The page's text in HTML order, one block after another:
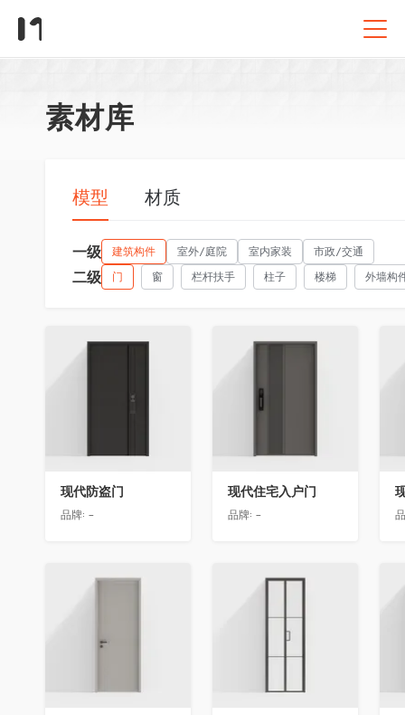
素材库
模型 材质
一级 建筑构件 室外/庭院 室内家装 市政/交通
二级 门 窗 栏杆扶手 柱子 楼梯 外墙构
收藏
现代防盗门
品牌: -
收藏
现代住宅入户门
品牌: -
收藏 收藏